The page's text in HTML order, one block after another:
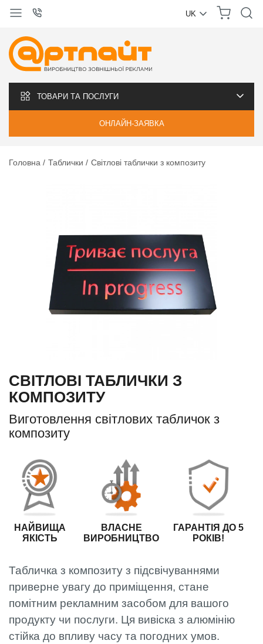
UK
ТОВАРИ ТА ПОСЛУГИ
ОНЛАЙН-ЗАЯВКА
Головна Таблички Світлові таблички з композиту
СВІТЛОВІ ТАБЛИЧКИ З
КОМПОЗИТУ
Виготовлення світлових табличок з
композиту
НАЙВИЩА
ЯКІСТЬ
ВЛАСНЕ
ВИРОБНИЦТВО
ГАРАНТІЯ ДО 5
РОКІВ!
Табличка з композиту з підсвічуваннями
приверне увагу до приміщення, стане
помітним рекламним засобом для вашого
продукту чи послуги. Ця вивіска з алюмінію
стійка до впливу часу та погодних умов.